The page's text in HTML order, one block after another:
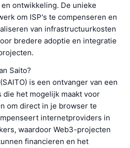
ontwikkeling. De unieke
om ISP's te compenseren en
van infrastructuurkosten
bredere adoptie en integratie
Saito?
is een ontvanger van een
het mogelijk maakt voor
om direct in je browser te
internetproviders in
waardoor Web3-projecten
financieren en het